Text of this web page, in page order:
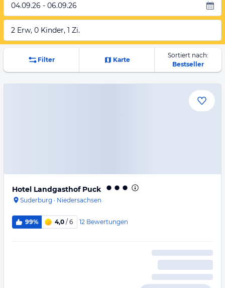
04.09.26 - 06.09.26
2 Erw, 0 Kinder, 1 Zi.
Filter Karte
Sortiert nach:
Bestseller
Hotel Landgasthof Puck
Suderburg · Niedersachsen
99% 4,0 / 6 12 Bewertungen